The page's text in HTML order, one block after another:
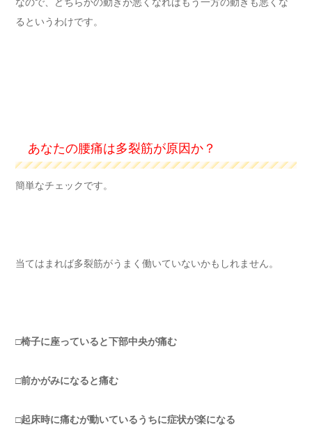
るというわけです。
あなたの腰痛は多裂筋が原因か？
簡単なチェックです。
当てはまれば多裂筋がうまく働いていないかもしれません。
□椅子に座っていると下部中央が痛む
□前かがみになると痛む
□起床時に痛むが動いているうちに症状が楽になる